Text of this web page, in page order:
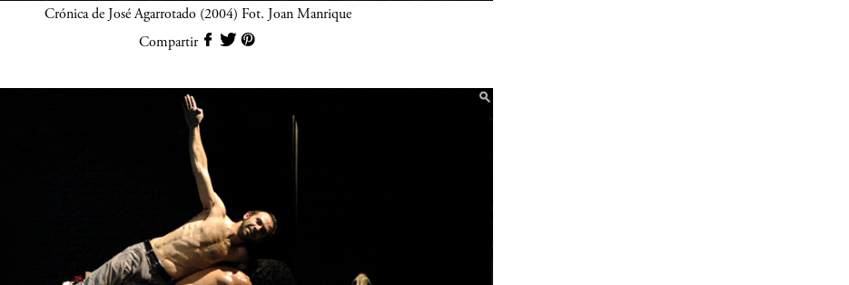
Crónica de José Agarrotado (2004) Fot. Joan Manrique
Compartir